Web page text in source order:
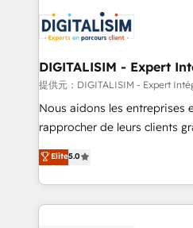
team of 25+ experts Contact us today to help you
get more from your
Implementation partner, we
drive your business forward. Since 2015 we are fully
dedicated to HubSpot and
team (50+), we work with
B2B sectors such as
business services. We
impact of your digital
detailed financial rationale
DIGITALISIM - Expert
提供元：DIGITALISIM - Expert
Nous aidons les entreprises
rapprocher de leurs clients
DIGITALISIM, nous avons
réussite des entreprises
le marketing digital, et la
pourquoi, nos experts sont
Elite5.0